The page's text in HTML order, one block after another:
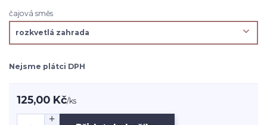
čajová směs
Nejsme plátci DPH
125,00 Kč/ks